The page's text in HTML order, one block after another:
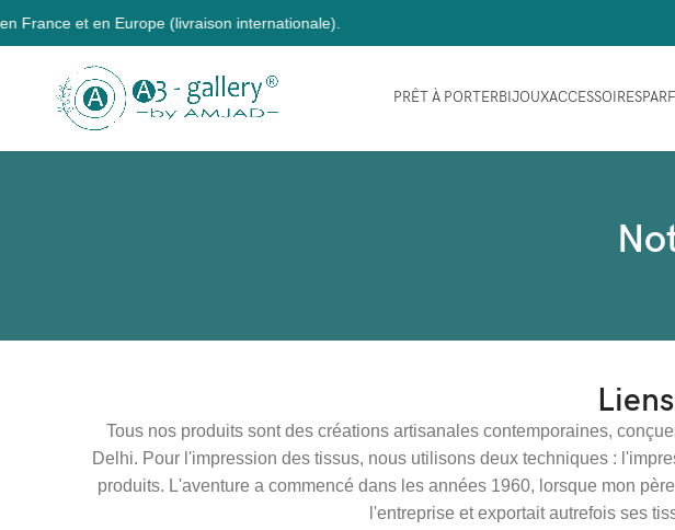
(livraison internationale).
PRÊT À PORTERBIJOUXACCESSOIRES
Tous nos produits sont des créations artisanales contemporaines,
Delhi. Pour l'impression des tissus, nous utilisons deux techniques :
produits. L'aventure a commencé dans les années 1960, lorsque mon
l'entreprise et exportait autrefois ses